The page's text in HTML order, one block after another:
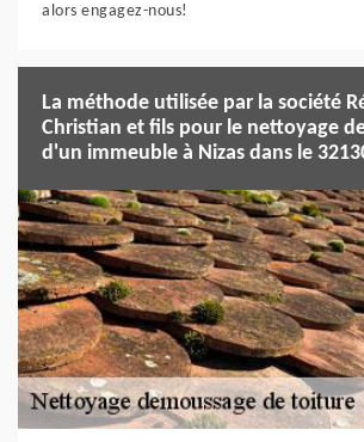
alors engagez-nous!
La méthode utilisée par la société
Christian et fils pour le nettoyage
d'un immeuble à Nizas dans le